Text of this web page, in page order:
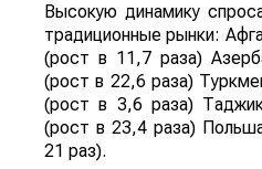
Высокую динамику
традиционные рынки:
(рост в 11,7 раза)
(рост в 22,6 раза)
(рост в 3,6 раза)
(рост в 23,4 раза)
21 раз).